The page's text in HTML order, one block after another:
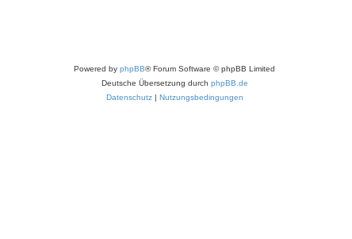
Powered by phpBB® Forum Software © phpBB Limited
Deutsche Übersetzung durch phpBB.de
Datenschutz| Nutzungsbedingungen